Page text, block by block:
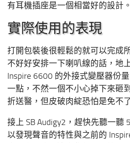
有耳機插座是一個相當好的設計。
實際使用的表現
打開包裝後很輕鬆的就可以完成
不好好安排一下喇叭線的話，地
Inspire 6600 的外接式變壓器份
一點，不然一個不小心掉下來砸
折送醫，但皮破肉綻恐怕是免不
接上 SB Audigy2，趕快先聽一聽
以發現聲音的特性與之前的